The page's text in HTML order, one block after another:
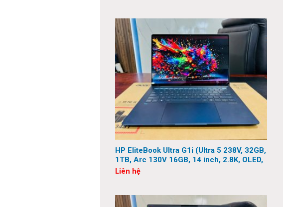
HP EliteBook Ultra G1i (Ultra 5 238V, 32GB,
1TB, Arc 130V 16GB, 14 inch, 2.8K, OLED,
Touch)
Liên hệ